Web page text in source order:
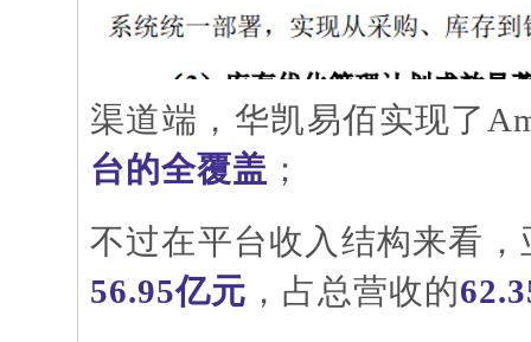
渠道端，华凯易佰实现了
台的全覆盖 ；
不过在平台收入结构来看
56.95亿元 ，占总营收的